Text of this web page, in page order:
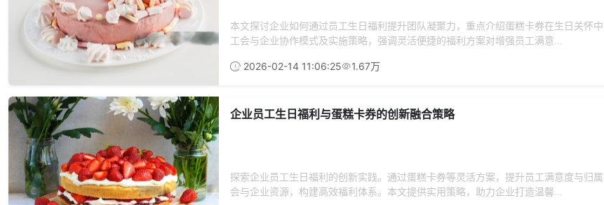
本文探讨企业如何通过员工生日福利提升团队凝聚力，重点介绍蛋糕卡券在生日关怀
工会与企业协作模式及实施策略，强调灵活便捷的福利方案对增强员工满意...
2026-02-14 11:06:25 1.67万
企业员工生日福利与蛋糕卡券的创新融合策略
探索企业员工生日福利的创新实践。通过蛋糕卡券等灵活方案，提升员工满意度与归
会与企业资源，构建高效福利体系。本文提供实用策略，助力企业打造温馨...